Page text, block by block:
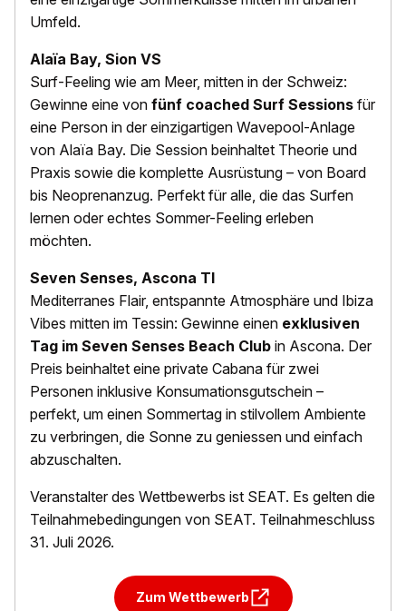
Umfeld.
Alaïa Bay, Sion VS
Surf-Feeling wie am Meer, mitten in der Schweiz:
Gewinne eine von fünf coached Surf Sessions für
eine Person in der einzigartigen Wavepool-Anlage
von Alaïa Bay. Die Session beinhaltet Theorie und
Praxis sowie die komplette Ausrüstung – von Board
bis Neoprenanzug. Perfekt für alle, die das Surfen
lernen oder echtes Sommer-Feeling erleben
möchten.
Seven Senses, Ascona TI
Mediterranes Flair, entspannte Atmosphäre und Ibiza
Vibes mitten im Tessin: Gewinne einen exklusiven
Tag im Seven Senses Beach Club in Ascona. Der
Preis beinhaltet eine private Cabana für zwei
Personen inklusive Konsumationsgutschein –
perfekt, um einen Sommertag in stilvollem Ambiente
zu verbringen, die Sonne zu geniessen und einfach
abzuschalten.
Veranstalter des Wettbewerbs ist SEAT. Es gelten die
Teilnahmebedingungen von SEAT. Teilnahmeschluss
31. Juli 2026.
Zum Wettbewerb